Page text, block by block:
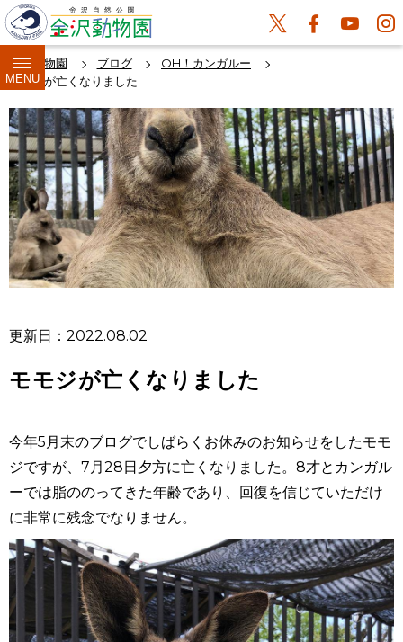
MENU
金沢動物園 ブログ
OH！カンガルー
モモジが亡くなりました
更新日：2022.08.02
モモジが亡くなりました
今年5月末のブログでしばらくお休みのお知らせをしたモモ
ジですが、 7月28日夕方に亡くなりました。 8才とカンガル
ーでは脂ののってきた年齢であり、回復を信じていただけ
に非常に残念でなりません。